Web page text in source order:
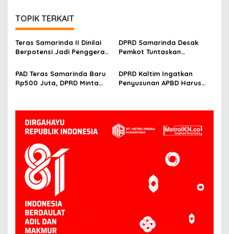
TOPIK TERKAIT
Teras Samarinda II Dinilai
Berpotensi Jadi Penggerak
Mahakam
DPRD Samarinda Desak
Pemkot Tuntaskan
Teras Samarinda II
PAD Teras Samarinda Baru
Rp500 Juta, DPRD Minta
DPRD Kaltim Ingatkan
Penyusunan APBD Harus